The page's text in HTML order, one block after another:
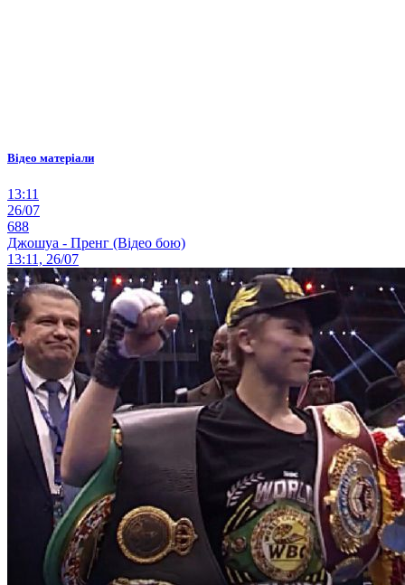
Відео матеріали
13:11
26/07
688
Джошуа - Пренг (Відео бою)
13:11, 26/07